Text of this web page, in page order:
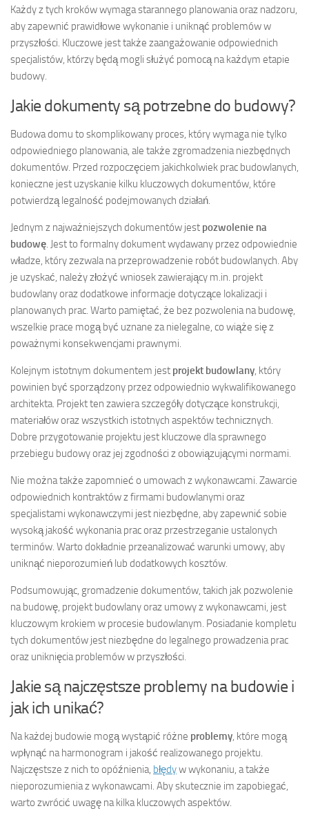
Każdy z tych kroków wymaga starannego planowania oraz nadzoru,
aby zapewnić prawidłowe wykonanie i uniknąć problemów w
przyszłości. Kluczowe jest także zaangażowanie odpowiednich
specjalistów, którzy będą mogli służyć pomocą na każdym etapie
budowy.
Jakie dokumenty są potrzebne do budowy?
Budowa domu to skomplikowany proces, który wymaga nie tylko
odpowiedniego planowania, ale także zgromadzenia niezbędnych
dokumentów. Przed rozpoczęciem jakichkolwiek prac budowlanych,
konieczne jest uzyskanie kilku kluczowych dokumentów, które
potwierdzą legalność podejmowanych działań.
Jednym z najważniejszych dokumentów jest pozwolenie na
budowę. Jest to formalny dokument wydawany przez odpowiednie
władze, który zezwala na przeprowadzenie robót budowlanych. Aby
je uzyskać, należy złożyć wniosek zawierający m.in. projekt
budowlany oraz dodatkowe informacje dotyczące lokalizacji i
planowanych prac. Warto pamiętać, że bez pozwolenia na budowę,
wszelkie prace mogą być uznane za nielegalne, co wiąże się z
poważnymi konsekwencjami prawnymi.
Kolejnym istotnym dokumentem jest projekt budowlany, który
powinien być sporządzony przez odpowiednio wykwalifikowanego
architekta. Projekt ten zawiera szczegóły dotyczące konstrukcji,
materiałów oraz wszystkich istotnych aspektów technicznych.
Dobre przygotowanie projektu jest kluczowe dla sprawnego
przebiegu budowy oraz jej zgodności z obowiązującymi normami.
Nie można także zapomnieć o umowach z wykonawcami. Zawarcie
odpowiednich kontraktów z firmami budowlanymi oraz
specjalistami wykonawczymi jest niezbędne, aby zapewnić sobie
wysoką jakość wykonania prac oraz przestrzeganie ustalonych
terminów. Warto dokładnie przeanalizować warunki umowy, aby
uniknąć nieporozumień lub dodatkowych kosztów.
Podsumowując, gromadzenie dokumentów, takich jak pozwolenie
na budowę, projekt budowlany oraz umowy z wykonawcami, jest
kluczowym krokiem w procesie budowlanym. Posiadanie kompletu
tych dokumentów jest niezbędne do legalnego prowadzenia prac
oraz uniknięcia problemów w przyszłości.
Jakie są najczęstsze problemy na budowie i
jak ich unikać?
Na każdej budowie mogą wystąpić różne problemy, które mogą
wpłynąć na harmonogram i jakość realizowanego projektu.
Najczęstsze z nich to opóźnienia, błędyw wykonaniu, a także
nieporozumienia z wykonawcami. Aby skutecznie im zapobiegać,
warto zwrócić uwagę na kilka kluczowych aspektów.